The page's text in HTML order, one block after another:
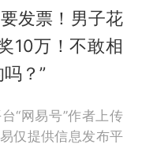
发票！男子花
10万！不敢相
？”
“网易号”作者上传
仅提供信息发布平